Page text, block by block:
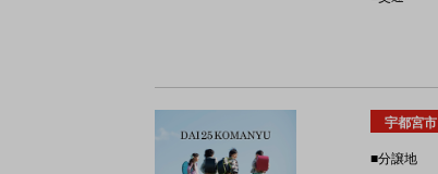
宇都宮市
■分譲地